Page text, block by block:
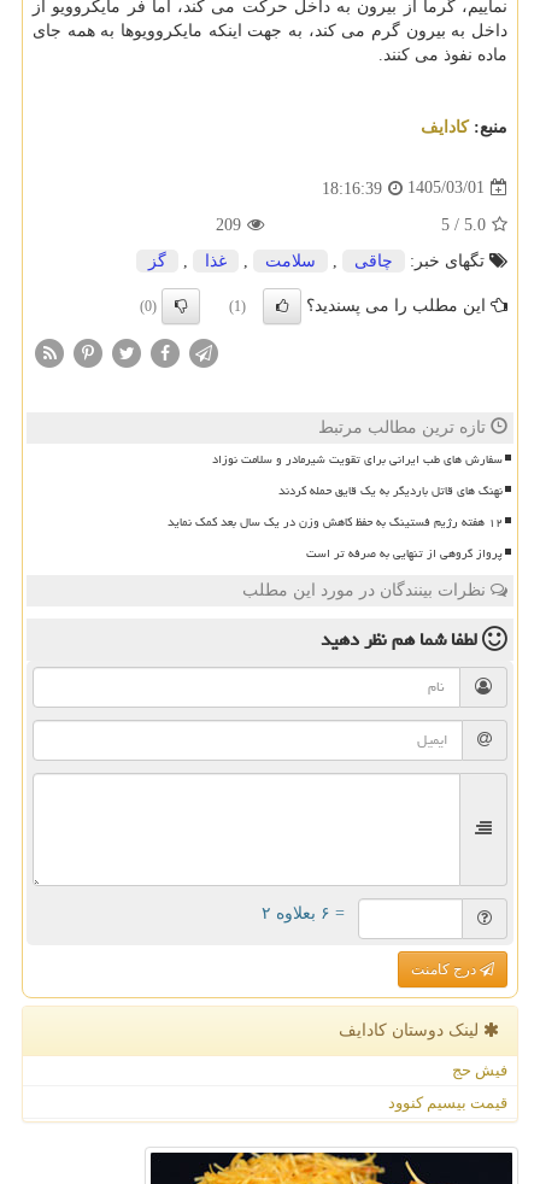
نماییم، گرما از بیرون به داخل حرکت می کند، اما فر مایکروویو از
داخل به بیرون گرم می کند، به جهت اینکه مایکروویوها به همه جای
ماده نفوذ می کنند.
منبع:كادایف
1405/03/01
18:16:39
5.0
/
5
209
تگهای خبر:
چاقی سلامت غذا گز
این مطلب را می پسندید؟ (1)
(0)
تازه ترین مطالب مرتبط
سفارش های طب ایرانی برای تقویت شیرمادر و سلامت نوزاد
نهنگ های قاتل باردیگر به یک قایق حمله کردند
۱۲ هفته رژیم فستینگ به حفظ کاهش وزن در یک سال بعد کمک نماید
پرواز گروهی از تنهایی به صرفه تر است
نظرات بینندگان در مورد این مطلب
لطفا شما همنظر دهید
= ۶ بعلاوه ۲
درج کامنت
لینک دوستان كادایف
فیش حج
قیمت بیسیم کنوود